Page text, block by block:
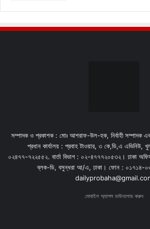
সম্পাদক ও প্রকাশক : মোঃ আশরাফ-উল-হক, নির্বাহী সম্পাদক
প্রধান কার্যালয় : প্রবাহ টাওয়ার, ৩ কে,ডি,এ এভিনিউ,
০২৪৭৭-৭২২৫৫২. বার্তা বিভাগ : ০২-৪৭৭৭২০৫৩২। ঢাকা
ব্লক-ডি, বসুন্ধরা আ/এ, ঢাকা। ফোন : ০১৭১৪-
মোবাইল অ্যাপস ডাউনলোড করুন